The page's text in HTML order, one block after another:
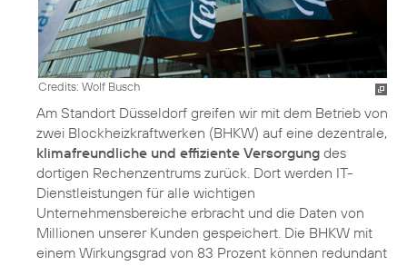
Credits: Wolf Busch
Am Standort Düsseldorf greifen wir mit dem Betrieb von
zwei Blockheizkraftwerken (BHKW) auf eine dezentrale,
klimafreundliche und effiziente Versorgung des
dortigen Rechenzentrums zurück. Dort werden IT-
Dienstleistungen für alle wichtigen
Unternehmensbereiche erbracht und die Daten von
Millionen unserer Kunden gespeichert. Die BHKW mit
einem Wirkungsgrad von 83 Prozent können redundant